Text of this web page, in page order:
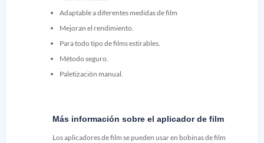
Adaptable a diferentes medidas de film
Mejoran el rendimiento.
Para todo tipo de films estirables.
Método seguro.
Paletización manual.
Más información sobre el aplicador de film
Los aplicadores de film se pueden usar en bobinas de film